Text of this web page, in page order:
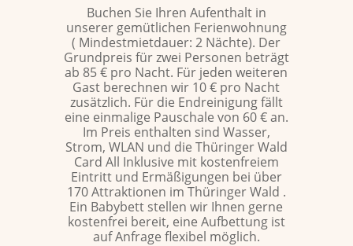
Buchen Sie Ihren Aufenthalt in
unserer gemütlichen Ferienwohnung
( Mindestmietdauer: 2 Nächte). Der
Grundpreis für zwei Personen beträgt
ab 85 € pro Nacht. Für jeden weiteren
Gast berechnen wir 10 € pro Nacht
zusätzlich. Für die Endreinigung fällt
eine einmalige Pauschale von 60 € an.
Im Preis enthalten sind Wasser,
Strom, WLAN und die Thüringer Wald
Card All Inklusive mit kostenfreiem
Eintritt und Ermäßigungen bei über
170 Attraktionen im Thüringer Wald .
Ein Babybett stellen wir Ihnen gerne
kostenfrei bereit, eine Aufbettung ist
auf Anfrage flexibel möglich.